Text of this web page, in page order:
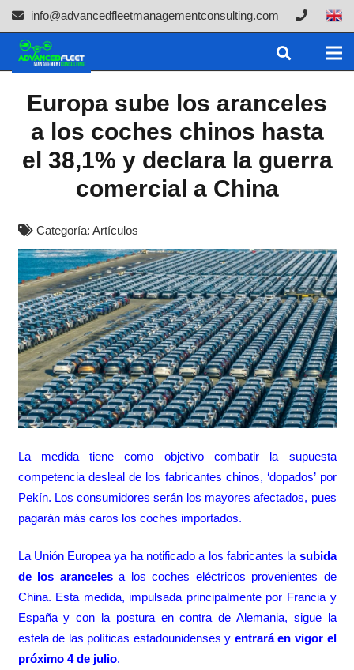
info@advancedfleetmanagementconsulting.com
Europa sube los aranceles
a los coches chinos hasta
el 38,1% y declara la guerra
comercial a China
Categoría: Artículos
La medida tiene como objetivo combatir la supuesta
competencia desleal de los fabricantes chinos, ‘dopados’ por
Pekín. Los consumidores serán los mayores afectados, pues
pagarán más caros los coches importados.
La Unión Europea ya ha notificado a los fabricantes la subida
de los arancelesa los coches eléctricos provenientes de
China. Esta medida, impulsada principalmente por Francia y
España y con la postura en contra de Alemania, sigue la
estela de las políticas estadounidenses y entrará en vigor el
próximo 4 de julio.